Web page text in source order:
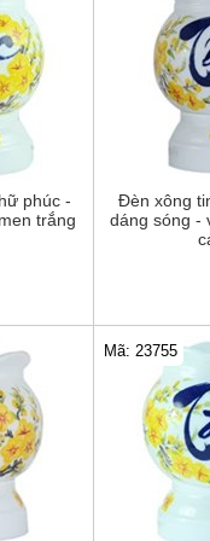
phúc -
trắng
Đèn xông
dáng sóng -
Mã: 23755